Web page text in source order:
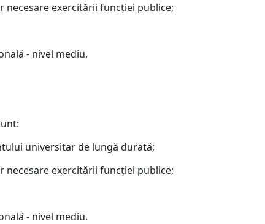
necesare exercitării funcţiei publice;
- nivel mediu.
universitar de lungă durată;
necesare exercitării funcţiei publice;
- nivel mediu.